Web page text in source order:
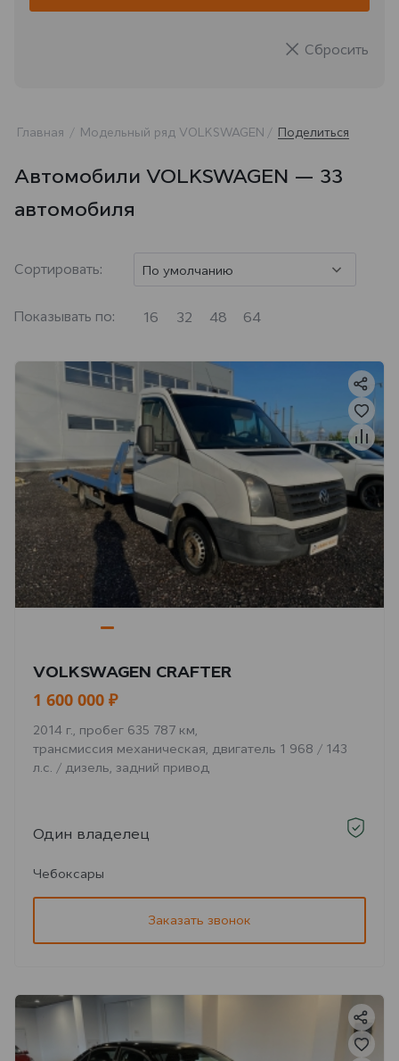
Сбросить
Главная Модельный ряд VOLKSWAGEN Поделиться
Автомобили VOLKSWAGEN — 33
автомобиля
Сортировать: По умолчанию
Показывать по: 16 32 48 64
VOLKSWAGEN CRAFTER
1 600 000 ₽
2014 г., пробег 635 787 км,
трансмиссия механическая, двигатель 1 968 / 143
л.с. / дизель, задний привод
Один владелец
Чебоксары
Заказать звонок